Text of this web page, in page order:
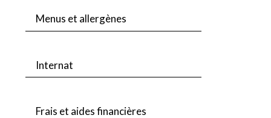
Menus et allergènes
Internat
Frais et aides financières